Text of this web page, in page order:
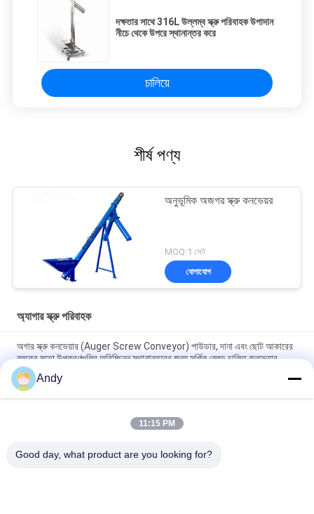
দক্ষতার সাথে 316L উল্লম্ব স্ক্রু পরিবাহক উপাদান
নীচে থেকে উপরে স্থানান্তর করে
চালিয়ে
শীর্ষ পণ্য
অনুভূমিক অজগর স্ক্রু কনভেয়র
MOQ:1 সেট
যোগাযোগ
অ্যাগার স্ক্রু পরিবাহক
অগার স্ক্রু কনভেয়ার (Auger Screw Conveyor) পাউডার, দানা এবং ছোট আকারের
ব্লকের মতো উপকরণগুলির অবিচ্ছিন্ন স্থানান্তরের জন্য সর্পিল ব্লেড চালিত কনভেয়ার
অগার স্ক্রু কনভেয়ার (Auger Screw Conveyor) পাউডার, দানা এবং ছোট আকারের
ব্লকের মতো উপকরণগুলির অবিচ্ছিন্ন স্থানান্তরের জন্য সর্পিল ব্লেড চালিত কনভেয়ার
অগার স্ক্রু কনভেয়র স্থিতিশীল এবং দিকনির্দেশক উপাদান স্থানচ্যুতির জন্য স্পাইরাল ব্লেড
Andy
11:15 PM
Good day, what product are you looking for?